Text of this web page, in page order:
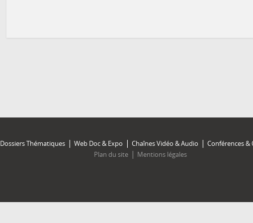
Dossiers Thématiques Web Doc & Expo Chaînes Vidéo & Audio
Conférences &
Plan du site
Mentions légales